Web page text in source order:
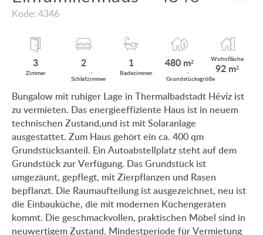
Kode: 4346
3
Zimmer
2
Schlaf
­
zimmer
1
Badezimmer
480 m²
Grund
­
stücksgröße
Wohnfläche
92 m²
Bungalow mit ruhiger Lage in Thermalbadstadt Hévíz ist
zu vermieten. Das energieeffiziente Haus ist in neuem
technischen Zustand,und ist mit Solaranlage
ausgestattet. Zum Haus gehört ein ca. 400 qm
Grundstücksanteil. Ein Autoabstellplatz steht auf dem
Grundstück zur Verfügung. Das Grundstück ist
umgezäunt, gepflegt, mit Zierpflanzen und Rasen
bepflanzt. Die Raumaufteilung ist ausgezeichnet, neu ist
die Einbauküche, die mit modernen Küchengeräten
kommt. Die geschmackvollen, praktischen Möbel sind in
neuwertigem Zustand. Mindestperiode für Vermietung
MIT PANORAMABLICK AUF DEN BALATON
MIT THERMALBAD IN DER NÄHE
MIT SCHWIMMBAD
EINFAMILIENHAUS-NEUBAU
VILLA MIT ALTEM BAUMBESTAND
EINFAMILIENHAUS IM GRÜNEN
INFO ZUM IMMOBILIENKAUF
ANWENDUNGS- UND DATENSCHUTZ
IMPRESSUM
HU DE EN BE